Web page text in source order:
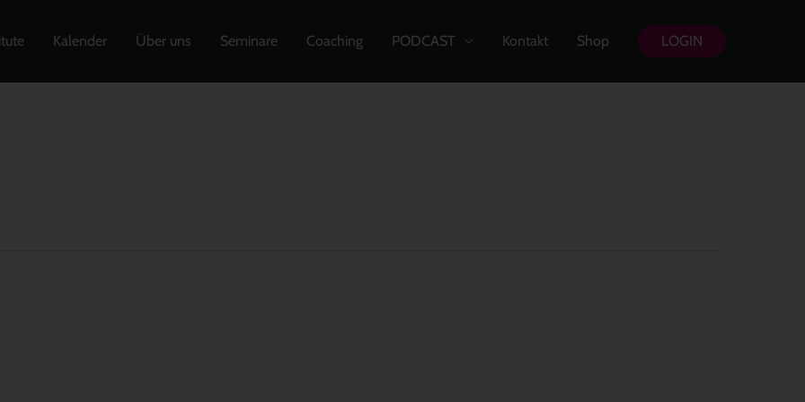
Kalender Über uns Seminare Coaching PODCAST Kontakt Shop LOGIN